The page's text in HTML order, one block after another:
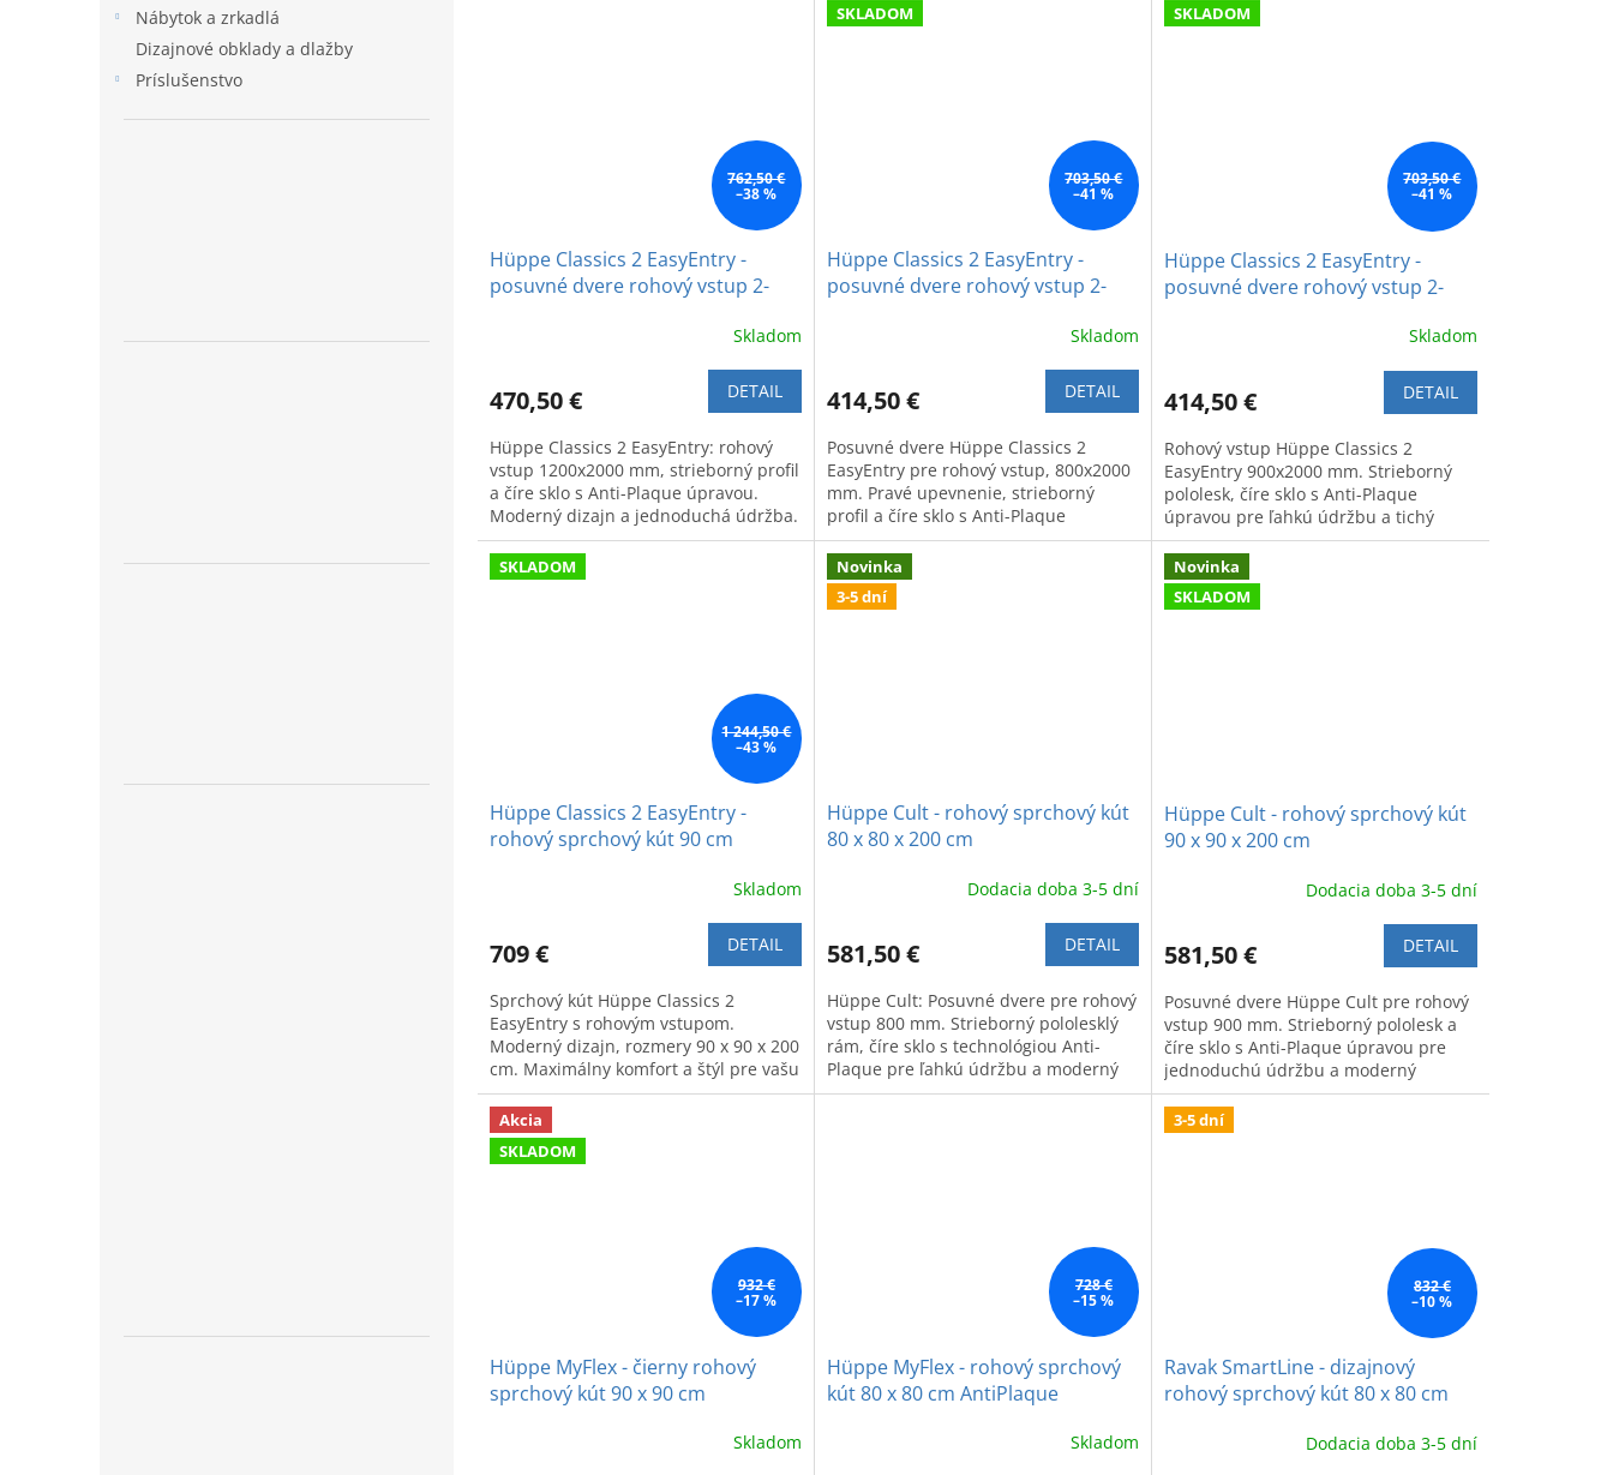
Nábytok a zrkadlá
Dizajnové obklady a dlažby
Príslušenstvo
762,50 €
–38 %
Hüppe Classics 2 EasyEntry -
posuvné dvere rohový vstup 2-
Skladom
470,50 € DETAIL
Hüppe Classics 2 EasyEntry: rohový
vstup 1200x2000 mm, strieborný profil
a číre sklo s Anti-Plaque úpravou.
Moderný dizajn a jednoduchá údržba.
SKLADOM
703,50 €
–41 %
Hüppe Classics 2 EasyEntry -
posuvné dvere rohový vstup 2-
Skladom
414,50 € DETAIL
Posuvné dvere Hüppe Classics 2
EasyEntry pre rohový vstup, 800x2000
mm. Pravé upevnenie, strieborný
profil a číre sklo s Anti-Plaque
úpravou.
SKLADOM
703,50 €
–41 %
Hüppe Classics 2 EasyEntry -
posuvné dvere rohový vstup 2-
Skladom
414,50 € DETAIL
Rohový vstup Hüppe Classics 2
EasyEntry 900x2000 mm. Strieborný
pololesk, číre sklo s Anti-Plaque
úpravou pre ľahkú údržbu a tichý
posuvný mechanizmus.
SKLADOM
1 244,50 €
–43 %
Hüppe Classics 2 EasyEntry -
rohový sprchový kút 90 cm
Skladom
709 € DETAIL
Sprchový kút Hüppe Classics 2
EasyEntry s rohovým vstupom.
Moderný dizajn, rozmery 90 x 90 x 200
cm. Maximálny komfort a štýl pre vašu
kúpeľňu.
Novinka
3-5 dní
Hüppe Cult - rohový sprchový kút
80 x 80 x 200 cm
Dodacia doba 3-5 dní
581,50 € DETAIL
Hüppe Cult: Posuvné dvere pre rohový
vstup 800 mm. Strieborný pololesklý
rám, číre sklo s technológiou Anti-
Plaque pre ľahkú údržbu a moderný
vzhľad.
Novinka
SKLADOM
Hüppe Cult - rohový sprchový kút
90 x 90 x 200 cm
Dodacia doba 3-5 dní
581,50 € DETAIL
Posuvné dvere Hüppe Cult pre rohový
vstup 900 mm. Strieborný pololesk a
číre sklo s Anti-Plaque úpravou pre
jednoduchú údržbu a moderný
vzhľad.
Akcia
SKLADOM
932 €
–17 %
Hüppe MyFlex - čierny rohový
sprchový kút 90 x 90 cm
Skladom
728 €
–15 %
Hüppe MyFlex - rohový sprchový
kút 80 x 80 cm AntiPlaque
Skladom
3-5 dní
832 €
–10 %
Ravak SmartLine - dizajnový
rohový sprchový kút 80 x 80 cm
Dodacia doba 3-5 dní